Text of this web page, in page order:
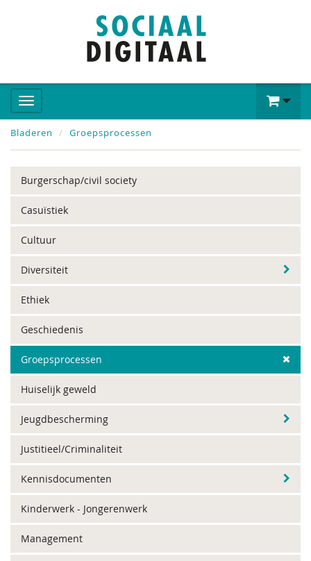
Bladeren Groepsprocessen
Burgerschap/civil society
Casuïstiek
Cultuur
Diversiteit
Ethiek
Geschiedenis
Groepsprocessen
Huiselijk geweld
Jeugdbescherming
Justitieel/Criminaliteit
Kennisdocumenten
Kinderwerk - Jongerenwerk
Management